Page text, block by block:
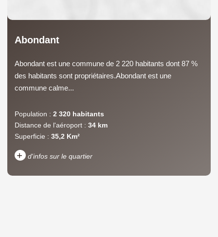
Abondant
Abondant est une commune de 2 220 habitants dont 87 %
des habitants sont propriétaires.Abondant est une
commune calme...
Population : 2 320 habitants
Distance de l'aéroport : 34 km
Superficie : 35,2 Km²
+ d'infos sur le quartier